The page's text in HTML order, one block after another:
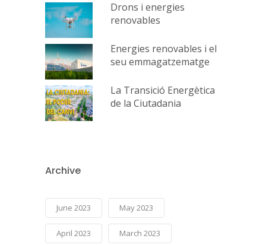
Drons i energies
renovables
Energies renovables i el
seu emmagatzematge
La Transició Energètica
de la Ciutadania
Archive
June 2023 May 2023
April 2023 March 2023